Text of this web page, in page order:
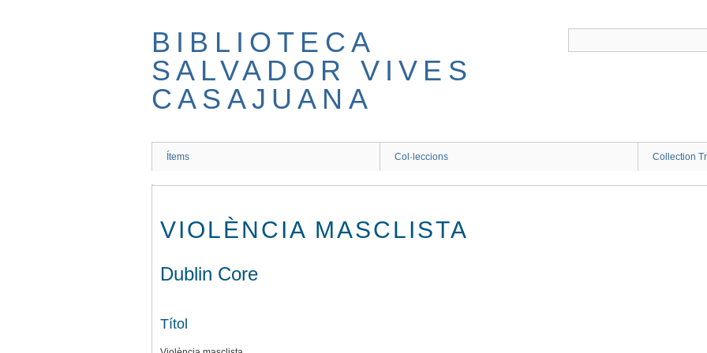
BIBLIOTECA
SALVADOR VIVES
CASAJUANA
Ítems Col·leccions Collection
VIOLÈNCIA MASCLISTA
Dublin Core
Títol